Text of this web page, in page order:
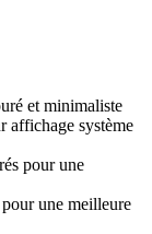
et minimaliste
affichage système
pour une
une meilleure